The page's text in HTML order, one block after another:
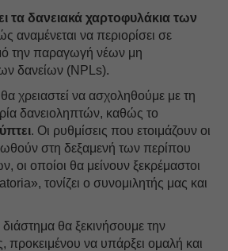
τα δανειακά χαρτοφυλάκια των
αναμένεται να περιορίσει σε
την παραγωγή νέων μη
δανείων (NPLs).
χρειαστεί να ασχοληθούμε με τη
δανειοληπτών, καθώς το
. Οι ρυθμίσεις που ετοιμάζουν οι
στη δεξαμενή των περίπου
οι οποίοι θα μείνουν ξεκρέμαστοι
τονίζει ο συνομιλητής μας και
θα ξεκινήσουμε την
προκειμένου να υπάρξει ομαλή και